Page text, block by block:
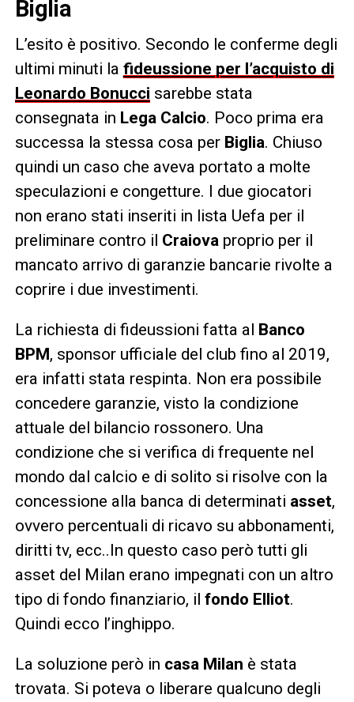
Biglia
L’esito è positivo. Secondo le conferme degli
ultimi minuti la fideussione per l’acquisto di
Leonardo Bonucci sarebbe stata
consegnata in Lega Calcio. Poco prima era
successa la stessa cosa per Biglia. Chiuso
quindi un caso che aveva portato a molte
speculazioni e congetture. I due giocatori
non erano stati inseriti in lista Uefa per il
preliminare contro il Craiova proprio per il
mancato arrivo di garanzie bancarie rivolte a
coprire i due investimenti.
La richiesta di fideussioni fatta al Banco
BPM, sponsor ufficiale del club fino al 2019,
era infatti stata respinta. Non era possibile
concedere garanzie, visto la condizione
attuale del bilancio rossonero. Una
condizione che si verifica di frequente nel
mondo dal calcio e di solito si risolve con la
concessione alla banca di determinati asset,
ovvero percentuali di ricavo su abbonamenti,
diritti tv, ecc..In questo caso però tutti gli
asset del Milan erano impegnati con un altro
tipo di fondo finanziario, il fondo Elliot.
Quindi ecco l’inghippo.
La soluzione però in casa Milan è stata
trovata. Si poteva o liberare qualcuno degli